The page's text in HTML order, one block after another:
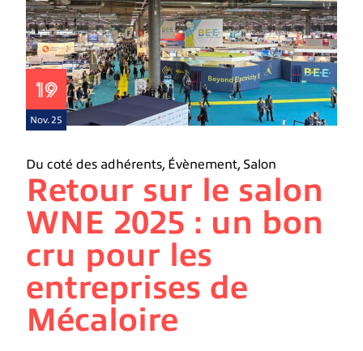
19
Nov. 25
Du coté des adhérents, Évènement, Salon
Retour sur le salon
WNE 2025 : un bon
cru pour les
entreprises de
Mécaloire